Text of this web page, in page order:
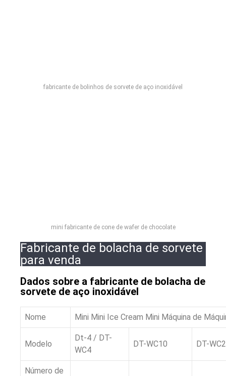
fabricante de bolinhos de sorvete de aço inoxidável
mini fabricante de cone de wafer de chocolate
Fabricante de bolacha de sorvete
para venda
Dados sobre a fabricante de bolacha de
sorvete de aço inoxidável
Nome Mini Mini Ice Cream Mini Máquina de
Modelo
Dt-4 / DT-
WC4
DT-WC10 DT-
Número de